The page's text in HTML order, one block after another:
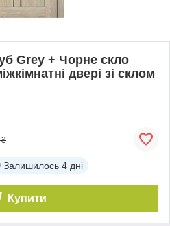
Grey + Чорне скло
двері зі склом
₴
Залишилось 4 дні
Купити